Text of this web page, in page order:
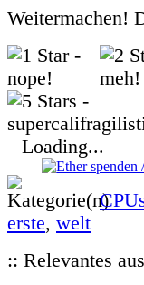
Weitermachen!
Loading...
erste, welt
:: Relevantes